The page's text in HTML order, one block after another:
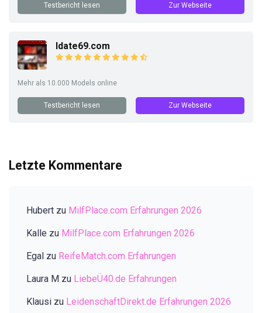
Testbericht lesen Zur Webseite
Idate69.com
Mehr als 10.000 Models online
Testbericht lesen Zur Webseite
Letzte Kommentare
Hubert zu MilfPlace.com Erfahrungen 2026
Kalle zu MilfPlace.com Erfahrungen 2026
Egal zu ReifeMatch.com Erfahrungen
Laura M zu LiebeÜ40.de Erfahrungen
Klausi zu LeidenschaftDirekt.de Erfahrungen 2026